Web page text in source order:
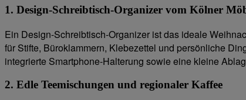
1. Design-Schreibtisch-Organizer vom Kölner
Ein Design-Schreibtisch-Organizer ist das ideale
für Stifte, Büroklammern, Klebezettel und persönliche
integrierte Smartphone-Halterung sowie eine kleine
2. Edle Teemischungen und regionaler Kaffee